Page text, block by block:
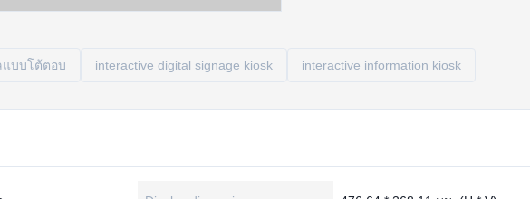
แบบโต้ตอบ interactive digital signage kiosk interactive information kiosk